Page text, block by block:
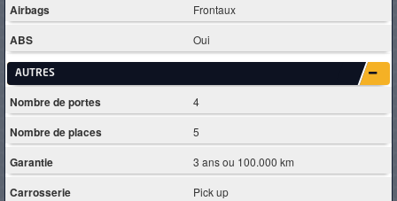
Airbags Frontaux
ABS Oui
AUTRES
Nombre de portes 4
Nombre de places 5
Garantie 3 ans ou 100.000 km
Carrosserie Pick up